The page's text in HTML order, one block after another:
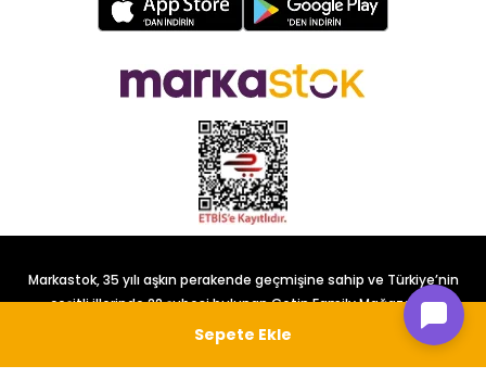
Markastok, 35 yılı aşkın perakende geçmişine sahip ve Türkiye’nin
çeşitli illerinde 22 şubesi bulunan Çetin Family Mağazacılık
tarafından kurulmuştur.